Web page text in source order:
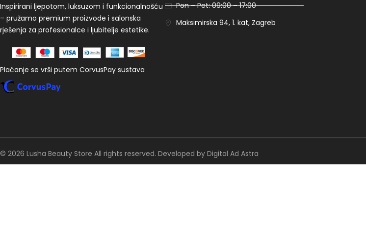
Inspirirani ljepotom, luksuzom i funkcionalnošću
– pružamo premium proizvode i salonska
rješenja za profesionalce i ljubitelje estetike.
Plaćanje se vrši putem CorvusPay sustava
Pon – Pet: 09:00 – 17:00
Maksimirska 94, 1. kat, Zagreb
© 2026 Lusha Beauty Store All rights reserved. Developed by Digital Ad Astra